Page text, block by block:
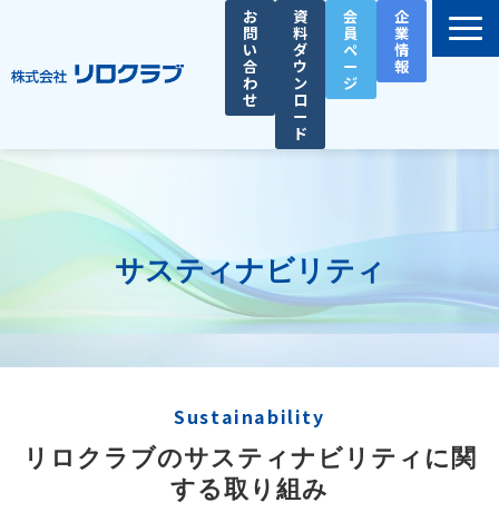
お
問
い
合
わ
せ
資
料
ダ
ウ
ン
ロ
ー
ド
会
員
ペ
ー
ジ
企
業
情
報
導入事例
セミナー
総務人事タイムズ
サスティナビリティ
Sustainability
リロクラブのサスティナビリティに関
する取り組み